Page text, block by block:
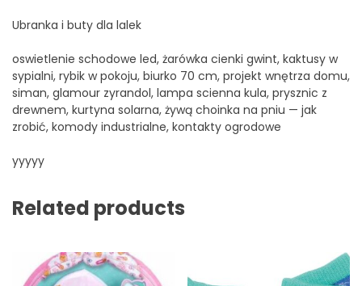
Ubranka i buty dla lalek
oswietlenie schodowe led, żarówka cienki gwint, kaktusy w
sypialni, rybik w pokoju, biurko 70 cm, projekt wnętrza domu,
siman, glamour zyrandol, lampa scienna kula, prysznic z
drewnem, kurtyna solarna, żywą choinka na pniu — jak
zrobić, komody industrialne, kontakty ogrodowe
yyyyy
Related products